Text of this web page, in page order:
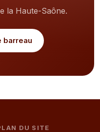
la Haute-Saône.
barreau
DU SITE